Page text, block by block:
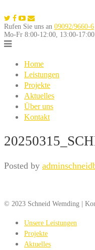
to
content
Rufen Sie uns an 09092/9660-6
Mo-Fr 8:00-12:00, 13:00-
Home
Leistungen
Projekte
Aktuelles
Über uns
Kontakt
Posted by
© 2023 Schneid Wemding |
Unsere Leistungen
Projekte
Aktuelles